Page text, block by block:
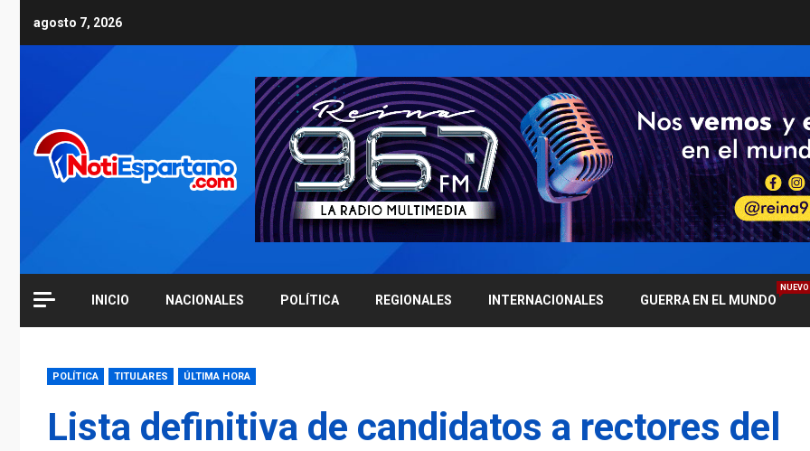
agosto 7, 2026
INICIO NACIONALES POLÍTICA REGIONALES INTERNACIONALES GUERRA EN EL MUNDO
NUEVO
POLÍTICA TITULARES ÚLTIMA HORA
Lista definitiva de candidatos a rectores del